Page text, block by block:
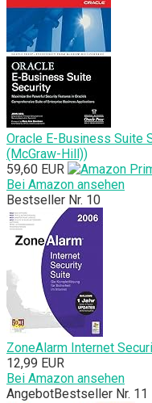
Oracle E-Business Suite
(McGraw-Hill))
59,60 EUR
Bei Amazon ansehen
Bestseller Nr. 10
ZoneAlarm Internet
12,99 EUR
Bei Amazon ansehen
AngebotBestseller Nr. 11